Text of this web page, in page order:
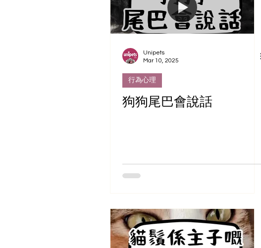
Unipets
Mar 10, 2025
行為心理
狗狗尾巴會說話